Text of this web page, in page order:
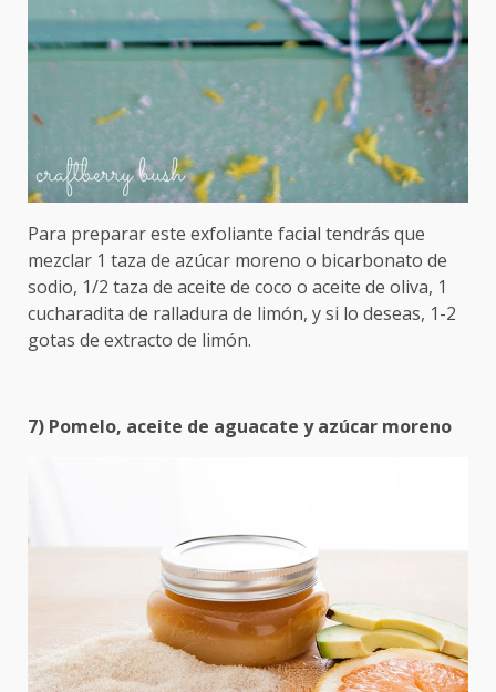
Para preparar este exfoliante facial tendrás que
mezclar 1 taza de azúcar moreno o bicarbonato de
sodio, 1/2 taza de aceite de coco o aceite de oliva, 1
cucharadita de ralladura de limón, y si lo deseas, 1-2
gotas de extracto de limón.
7) Pomelo, aceite de aguacate y azúcar moreno